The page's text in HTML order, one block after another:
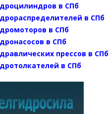
в СПб
в СПб
в СПб
в СПб
прессов в СПб
в СПб